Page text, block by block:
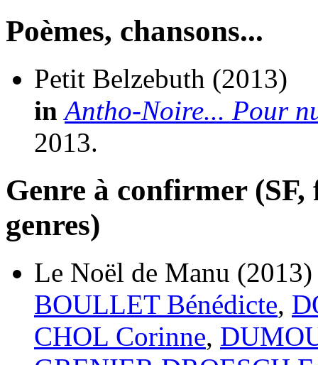
Poèmes, chansons...
Petit Belzebuth (2013)
in Antho-Noire... Pour
2013.
Genre à confirmer
genres)
Le Noël de Manu (2013)
BOULLET Bénédicte,
CHOL Corinne,